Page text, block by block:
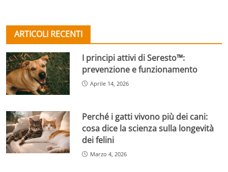
ARTICOLI RECENTI
I principi attivi di Seresto™:
prevenzione e funzionamento
Aprile 14, 2026
Perché i gatti vivono più dei cani:
cosa dice la scienza sulla longevità
dei felini
Marzo 4, 2026